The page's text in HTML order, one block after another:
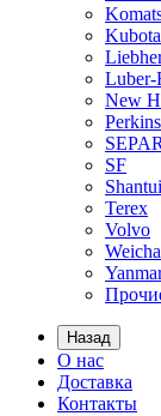
Kubota
Luber-
New
Perkins
SEPAR
SF
Shantui
Terex
Volvo
Назад
О нас
Доставка
Контакты